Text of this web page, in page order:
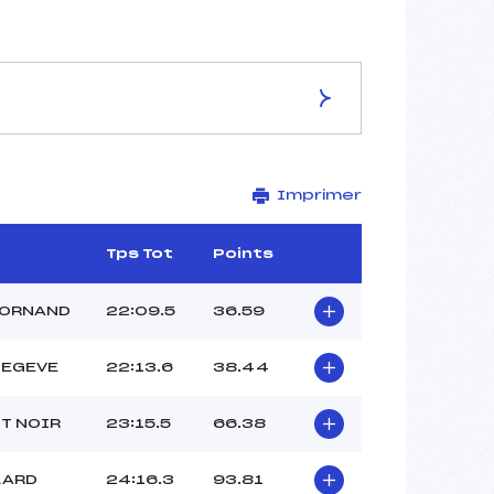
Piste de Replis
7.5 km
Imprimer
Tps Tot Points
22:09.5 36.59
22:13.6 38.44
NOIR 23:15.5 66.38
24:16.3 93.81